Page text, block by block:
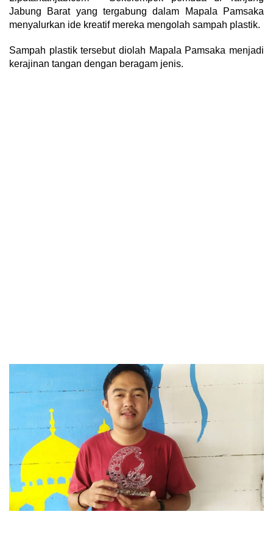
Jabung Barat yang tergabung dalam Mapala Pamsaka
menyalurkan ide kreatif mereka mengolah sampah plastik.
Sampah plastik tersebut diolah Mapala Pamsaka menjadi
kerajinan tangan dengan beragam jenis.